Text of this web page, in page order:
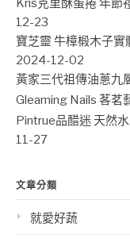
Kris克里酥蛋捲 年節
12-23
寶芝靈 牛樟椴木子
2024-12-02
黃家三代祖傳油蔥九
Gleaming Nails 茖茗
Pintrue品醋迷 天然
11-27
文章分類
就愛好蔬